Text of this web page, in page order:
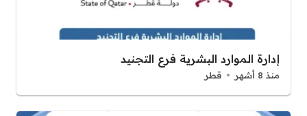
إدارة الموارد البشرية فرع التجنيد
منذ 8 أشهر قطر